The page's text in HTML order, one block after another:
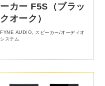
ーカー F5S（ブラッ
クオーク）
FYNE AUDIO
スピーカー/オーディオ
システム